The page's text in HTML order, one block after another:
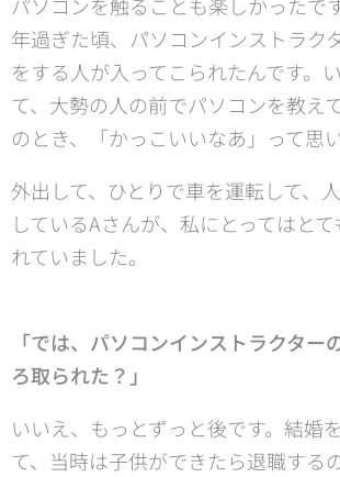
年過ぎた頃、パソコンインストラク
をする人が入ってこられたんです。
て、大勢の人の前でパソコンを教え
のとき、「かっこいいなあ」って思
外出して、ひとりで車を運転して、
しているAさんが、私にとってはと
れていました。
「では、パソコンインストラクター
ろ取られた？」
いいえ、もっとずっと後です。結婚
て、当時は子供ができたら退職する